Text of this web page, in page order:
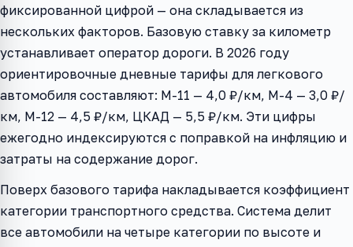
фиксированной цифрой — она складывается из
нескольких факторов. Базовую ставку за километр
устанавливает оператор дороги. В 2026 году
ориентировочные дневные тарифы для легкового
автомобиля составляют: М-11 — 4,0 ₽/км, М-4 — 3,0 ₽/
км, М-12 — 4,5 ₽/км, ЦКАД — 5,5 ₽/км. Эти цифры
ежегодно индексируются с поправкой на инфляцию и
затраты на содержание дорог.
Поверх базового тарифа накладывается коэффициент
категории транспортного средства. Система делит
все автомобили на четыре категории по высоте и